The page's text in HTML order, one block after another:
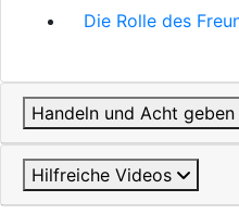
Die Rolle des
Handeln und Acht geben
Hilfreiche Videos